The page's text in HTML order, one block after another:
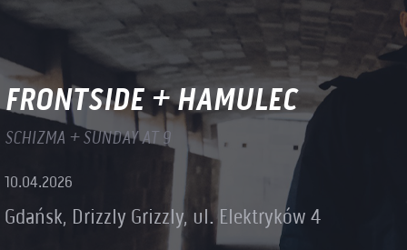
FRONTSIDE + HAMULEC
SCHIZMA + SUNDAY AT 9
10.04.2026
Gdańsk, Drizzly Grizzly, ul. Elektryków 4